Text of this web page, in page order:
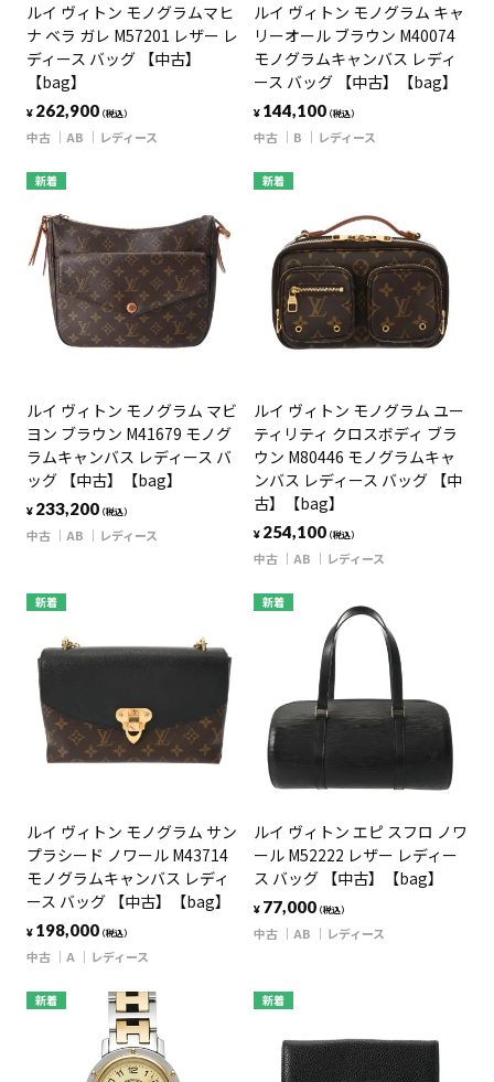
ルイ ヴィトン モノグラムマヒ
ナ ベラ ガレ M57201 レザー レ
ディース バッグ 【中古】
【bag】
¥ 262,900（税込）
中古 AB レディース
ルイ ヴィトン モノグラム キャ
リーオール ブラウン M40074
モノグラムキャンバス レディ
ース バッグ 【中古】【bag】
¥ 144,100（税込）
中古 B レディース
新着
ルイ ヴィトン モノグラム マビ
ヨン ブラウン M41679 モノグ
ラムキャンバス レディース バ
ッグ 【中古】【bag】
¥ 233,200（税込）
中古 AB レディース
新着
ルイ ヴィトン モノグラム ユー
ティリティ クロスボディ ブラ
ウン M80446 モノグラムキャ
ンバス レディース バッグ 【中
古】【bag】
¥ 254,100（税込）
中古 AB レディース
新着
ルイ ヴィトン モノグラム サン
プラシード ノワール M43714
モノグラムキャンバス レディ
ース バッグ 【中古】【bag】
¥ 198,000（税込）
中古 A レディース
新着
ルイ ヴィトン エピ スフロ ノワ
ール M52222 レザー レディー
ス バッグ 【中古】【bag】
¥ 77,000（税込）
中古 AB レディース
新着 新着